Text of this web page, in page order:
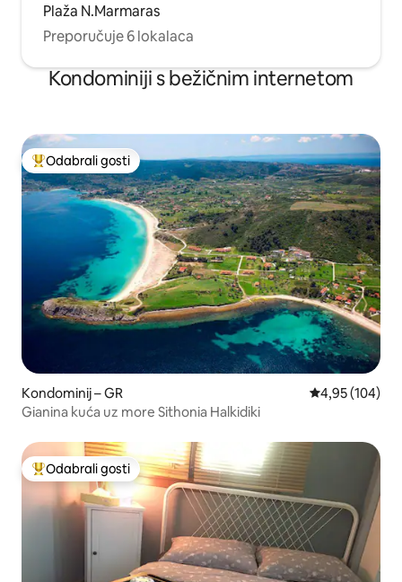
Plaža N.Marmaras
Preporučuje 6 lokalaca
Kondominiji s bežičnim internetom
Među najviše rangiranima s oznakom „Odabrali gosti”
Odabrali gosti
Kondominij – GR Prosječna
4,95 (104)
Gianina kuća uz more Sithonia Halkidiki
Među najviše rangiranima s oznakom „Odabrali gosti”
Odabrali gosti